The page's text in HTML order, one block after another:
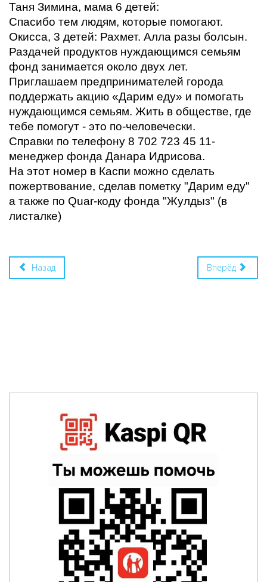
Таня Зимина, мама 6 детей:
Спасибо тем людям, которые помогают.
Окисса, 3 детей: Рахмет. Алла разы болсын.
Раздачей продуктов нуждающимся семьям
фонд занимается около двух лет.
Приглашаем предпринимателей города
поддержать акцию «Дарим еду» и помогать
нуждающимся семьям. Жить в обществе, где
тебе помогут - это по-человечески.
Справки по телефону 8 702 723 45 11-
менеджер фонда Данара Идрисова.
На этот номер в Каспи можно сделать
пожертвование, сделав пометку "Дарим еду"
а также по Quar-коду фонда "Жулдыз" (в
листалке)
Назад Вперёд